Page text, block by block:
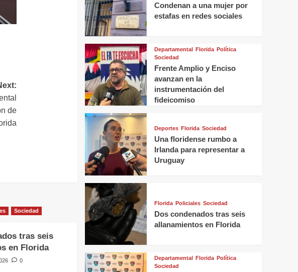
de
Sociedad
tras seis
en Florida
0
Condenan a una mujer por
estafas en redes sociales
Departamental Florida Política
Sociedad
Frente Amplio y Enciso
avanzan en la
instrumentación del
fideicomiso
Deportes Florida Sociedad
Una floridense rumbo a
Irlanda para representar a
Uruguay
Florida Policiales Sociedad
Dos condenados tras seis
allanamientos en Florida
Departamental Florida Política
Sociedad